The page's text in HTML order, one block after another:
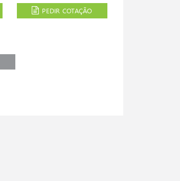
Cabo com 2 metros
PEDIR COTAÇÃO